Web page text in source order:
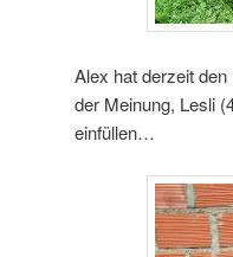
Alex hat derzeit
der Meinung, Lesli
einfüllen…